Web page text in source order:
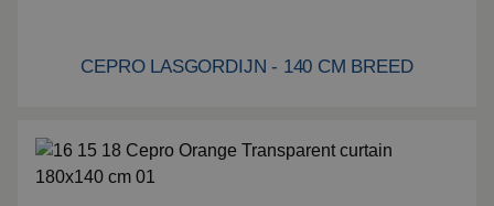
CEPRO LASGORDIJN - 140 CM BREED
Cepro lasgordijn - 140 cm breed